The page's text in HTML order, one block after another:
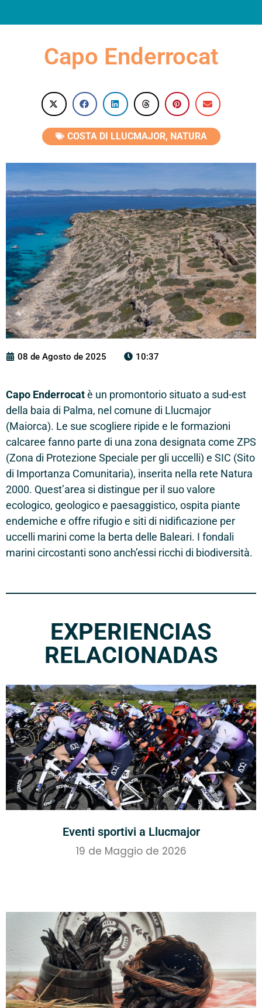
Capo Enderrocat
COSTA DI LLUCMAJOR, NATURA
08 de Agosto de 2025 10:37
Capo Enderrocatè un promontorio situato a sud-est
della baia di Palma, nel comune di Llucmajor
(Maiorca). Le sue scogliere ripide e le formazioni
calcaree fanno parte di una zona designata come ZPS
(Zona di Protezione Speciale per gli uccelli) e SIC (Sito
di Importanza Comunitaria), inserita nella rete Natura
2000. Quest’area si distingue per il suo valore
ecologico, geologico e paesaggistico, ospita piante
endemiche e offre rifugio e siti di nidificazione per
uccelli marini come la berta delle Baleari. I fondali
marini circostanti sono anch’essi ricchi di biodiversità.
EXPERIENCIAS
RELACIONADAS
Eventi sportivi a Llucmajor
19 de Maggio de 2026